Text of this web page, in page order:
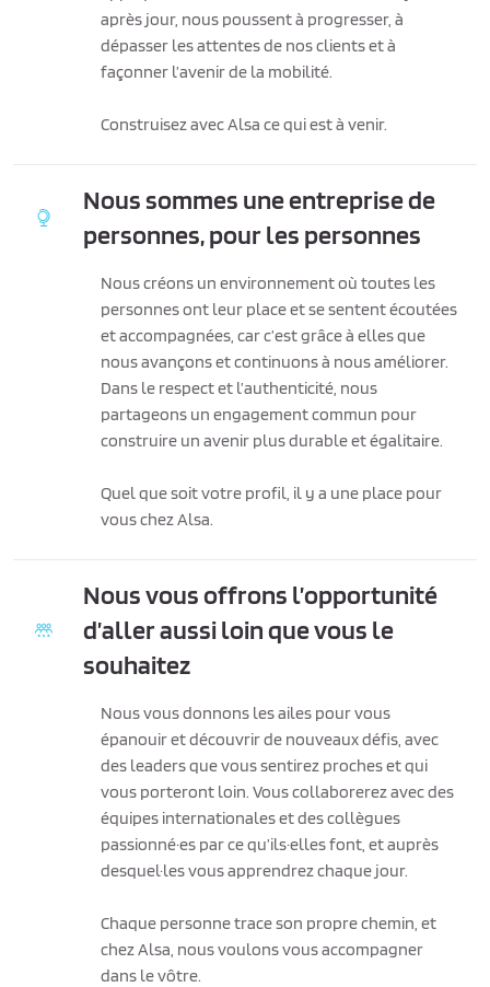
après jour, nous poussent à progresser, à
dépasser les attentes de nos clients et à
façonner l’avenir de la mobilité.
Construisez avec Alsa ce qui est à venir.
Nous sommes une entreprise de
personnes, pour les personnes
Nous créons un environnement où toutes les
personnes ont leur place et se sentent écoutées
et accompagnées, car c’est grâce à elles que
nous avançons et continuons à nous améliorer.
Dans le respect et l’authenticité, nous
partageons un engagement commun pour
construire un avenir plus durable et égalitaire.
Quel que soit votre profil, il y a une place pour
vous chez Alsa.
Nous vous offrons l’opportunité
d’aller aussi loin que vous le
souhaitez
Nous vous donnons les ailes pour vous
épanouir et découvrir de nouveaux défis, avec
des leaders que vous sentirez proches et qui
vous porteront loin. Vous collaborerez avec des
équipes internationales et des collègues
passionné·es par ce qu’ils·elles font, et auprès
desquel·les vous apprendrez chaque jour.
Chaque personne trace son propre chemin, et
chez Alsa, nous voulons vous accompagner
dans le vôtre.